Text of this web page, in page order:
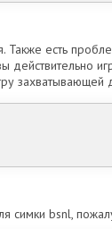
Также есть
действительно
захватывающей
bsnl,